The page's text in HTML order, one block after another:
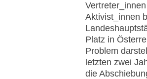
Aktivist_innen
Platz in
Problem
letzten zwei
die